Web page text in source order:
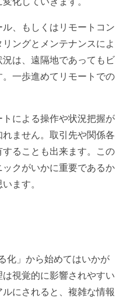
、もしくはリモートコン
ングとメンテナンスによ
は、遠隔地であってもビ
一歩進めてリモートでの
による操作や状況把握が
ません。取引先や関係各
ることも出来ます。この
クがいかに重要であるか
ます。
化」から始めてはいかが
視覚的に影響されやすい
にされると、複雑な情報